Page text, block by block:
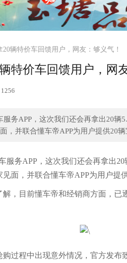
辆特价车回馈用户，网友：够义气！
特价车回馈用户，网
APP，这次我们还会再拿出20辆
，并联合懂车帝APP为用户提供20辆
务APP，这次我们还会再拿出20
面，并联合懂车帝APP为用户提
目前懂车帝和经销商方面，已
程中出现意外情况，官方发布